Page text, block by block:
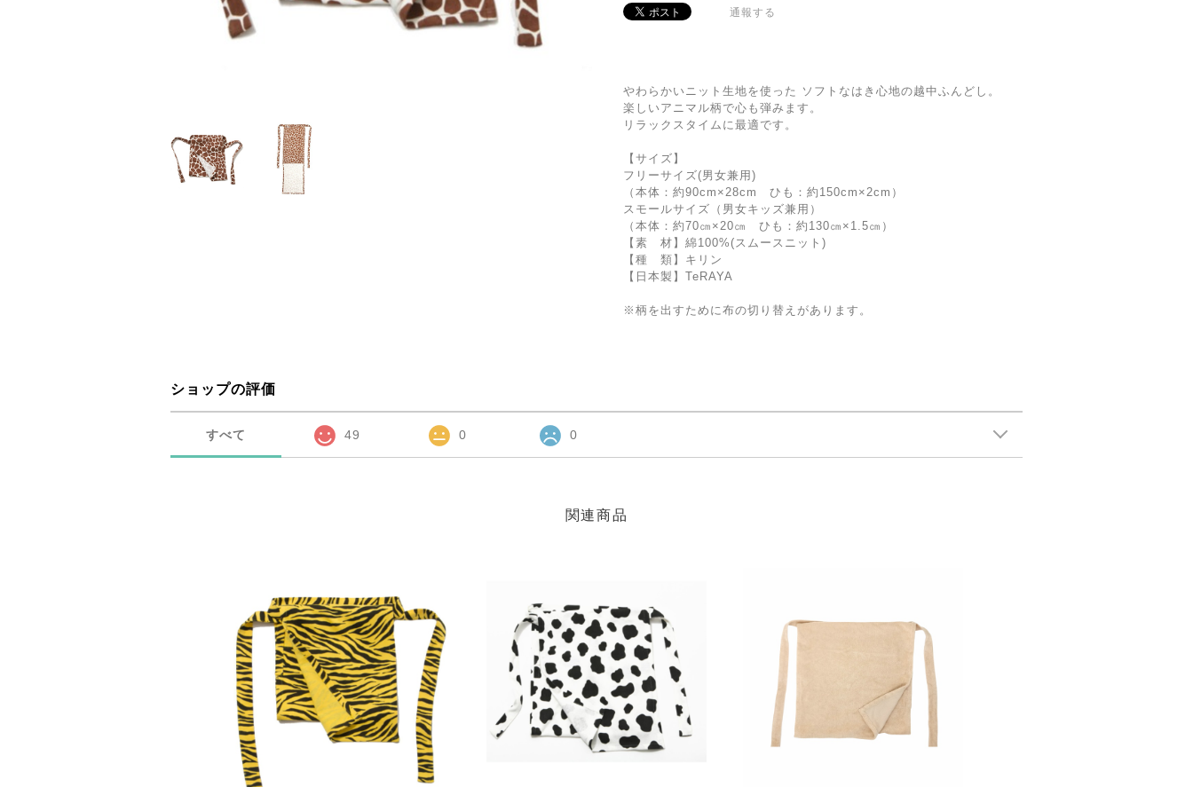
通報する
やわらかいニット生地を使った ソフトなはき心地の越中ふんどし。
楽しいアニマル柄で心も弾みます。
リラックスタイムに最適です。
【サイズ】
フリーサイズ(男女兼用)
（本体：約90cm×28cm ひも：約150cm×2cm）
スモールサイズ（男女キッズ兼用）
（本体：約70㎝×20㎝ ひも：約130㎝×1.5㎝）
【素 材】綿100%(スムースニット)
【種 類】キリン
【日本製】TeRAYA
※柄を出すために布の切り替えがあります。
ショップの評価
すべて 49 0 0
関連商品